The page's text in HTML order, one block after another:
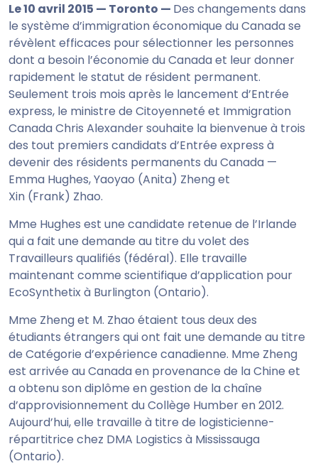
Le 10 avril 2015 — Toronto — Des changements dans
le système d’immigration économique du Canada se
révèlent efficaces pour sélectionner les personnes
dont a besoin l’économie du Canada et leur donner
rapidement le statut de résident permanent.
Seulement trois mois après le lancement d’Entrée
express, le ministre de Citoyenneté et Immigration
Canada Chris Alexander souhaite la bienvenue à trois
des tout premiers candidats d’Entrée express à
devenir des résidents permanents du Canada —
Emma Hughes, Yaoyao (Anita) Zheng et
Xin (Frank) Zhao.
Mme Hughes est une candidate retenue de l’Irlande
qui a fait une demande au titre du volet des
Travailleurs qualifiés (fédéral). Elle travaille
maintenant comme scientifique d’application pour
EcoSynthetix à Burlington (Ontario).
Mme Zheng et M. Zhao étaient tous deux des
étudiants étrangers qui ont fait une demande au titre
de Catégorie d’expérience canadienne. Mme Zheng
est arrivée au Canada en provenance de la Chine et
a obtenu son diplôme en gestion de la chaîne
d’approvisionnement du Collège Humber en 2012.
Aujourd’hui, elle travaille à titre de logisticienne-
répartitrice chez DMA Logistics à Mississauga
(Ontario).